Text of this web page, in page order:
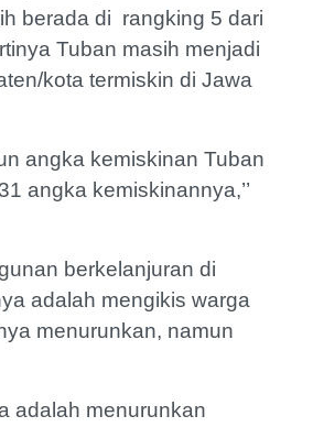
berada di rangking 5 dari
Tuban masih menjadi
kota termiskin di Jawa
angka kemiskinan Tuban
angka kemiskinannya,’’
berkelanjuran di
adalah mengikis warga
menurunkan, namun
adalah menurunkan